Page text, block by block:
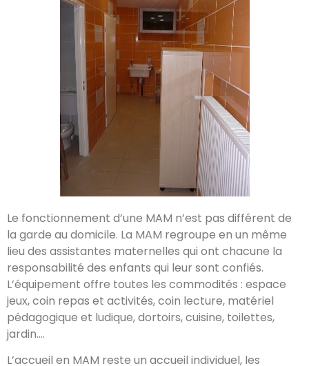
Le fonctionnement d’une MAM n’est pas différent de
la garde au domicile. La MAM regroupe en un même
lieu des assistantes maternelles qui ont chacune la
responsabilité des enfants qui leur sont confiés.
L’équipement offre toutes les commodités : espace
jeux, coin repas et activités, coin lecture, matériel
pédagogique et ludique, dortoirs, cuisine, toilettes,
jardin….
L’accueil en MAM reste un accueil individuel, les